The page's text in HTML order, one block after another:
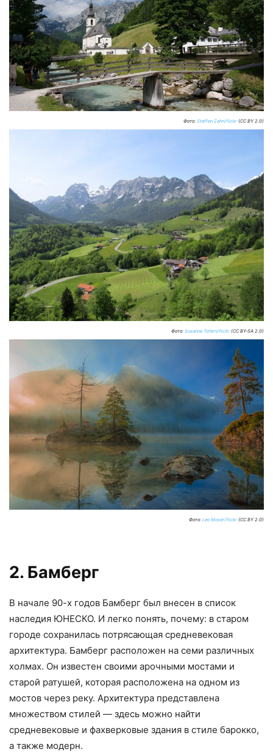
Фото: Steffen Zahn/flickr (CC BY 2.0)
Фото: Susanne Tofern/flickr (CC BY-SA 2.0)
Фото: Leo Moser/flickr (CC BY 2.0)
2. Бамберг
В начале 90-х годов Бамберг был внесен в список
наследия ЮНЕСКО. И легко понять, почему: в старом
городе сохранилась потрясающая средневековая
архитектура. Бамберг расположен на семи различных
холмах. Он известен своими арочными мостами и
старой ратушей, которая расположена на одном из
мостов через реку. Архитектура представлена
множеством стилей — здесь можно найти
средневековые и фахверковые здания в стиле барокко,
а также модерн.